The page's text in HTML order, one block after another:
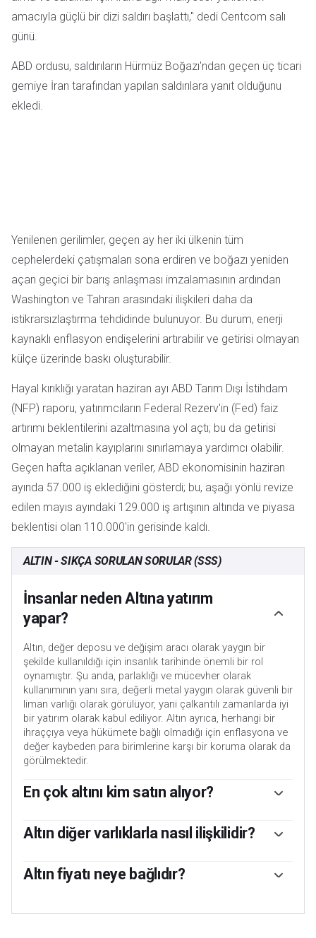
amacıyla güçlü bir dizi saldırı başlattı," dedi Centcom salı
günü.
ABD ordusu, saldırıların Hürmüz Boğazı'ndan geçen üç ticari
gemiye İran tarafından yapılan saldırılara yanıt olduğunu
ekledi.
Yenilenen gerilimler, geçen ay her iki ülkenin tüm
cephelerdeki çatışmaları sona erdiren ve boğazı yeniden
açan geçici bir barış anlaşması imzalamasının ardından
Washington ve Tahran arasındaki ilişkileri daha da
istikrarsızlaştırma tehdidinde bulunuyor. Bu durum, enerji
kaynaklı enflasyon endişelerini artırabilir ve getirisi olmayan
külçe üzerinde baskı oluşturabilir.
Hayal kırıklığı yaratan haziran ayı ABD Tarım Dışı İstihdam
(NFP) raporu, yatırımcıların Federal Rezerv'in (Fed) faiz
artırımı beklentilerini azaltmasına yol açtı; bu da getirisi
olmayan metalin kayıplarını sınırlamaya yardımcı olabilir.
Geçen hafta açıklanan veriler, ABD ekonomisinin haziran
ayında 57.000 iş eklediğini gösterdi; bu, aşağı yönlü revize
edilen mayıs ayındaki 129.000 iş artışının altında ve piyasa
beklentisi olan 110.000'in gerisinde kaldı.
ALTIN - SIKÇA SORULAN SORULAR (SSS)
İnsanlar neden Altına yatırım
yapar?
Altın, değer deposu ve değişim aracı olarak yaygın bir
şekilde kullanıldığı için insanlık tarihinde önemli bir rol
oynamıştır. Şu anda, parlaklığı ve mücevher olarak
kullanımının yanı sıra, değerli metal yaygın olarak güvenli bir
liman varlığı olarak görülüyor, yani çalkantılı zamanlarda iyi
bir yatırım olarak kabul ediliyor. Altın ayrıca, herhangi bir
ihraççıya veya hükümete bağlı olmadığı için enflasyona ve
değer kaybeden para birimlerine karşı bir koruma olarak da
görülmektedir.
En çok altını kim satın alıyor?
bankaları, çalkantılı dönemlerde para birimlerini
desteklemek amacıyla rezervlerini çeşitlendirme ve
için Altın satın alma eğilimindedir. Yüksek Altın rezervleri bir
ülkenin ödeme gücü için güven kaynağı olabilir. Dünya Altın
rezervlerine yaklaşık 70 milyar dolar değerinde 1.136 ton
Altın diğer varlıklarla nasıl ilişkilidir?
olan ABD Doları ve ABD Hazine tahvilleri ile ters bir
korelasyona sahiptir. Dolar değer kaybettiğinde, Altın
bankalarının çalkantılı zamanlarda varlıklarını
Altın fiyatı neye bağlıdır?
Jeopolitik istikrarsızlık veya derin bir resesyon korkusu,